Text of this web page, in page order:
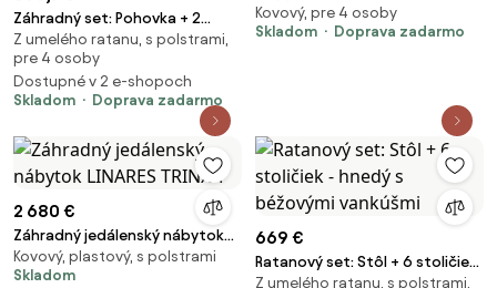
Záhradný set: Pohovka + 2
stolíky + 2 stoličky - hnedé so
sivými vankúšmi
Z umelého ratanu, s polstrami,
pre 4 osoby
Dostupné v 2 e-shopoch
Skladom
Doprava zadarmo
Kovový, pre 4 osoby
Skladom
Doprava zadarmo
2 680 €
Záhradný jedálenský nábytok
LINARES TRINXA
Kovový, plastový, s polstrami
Skladom
669 €
Ratanový set: Stôl + 6 stoličiek
- hnedý s béžovými vankúšmi
Z umelého ratanu, s polstrami,